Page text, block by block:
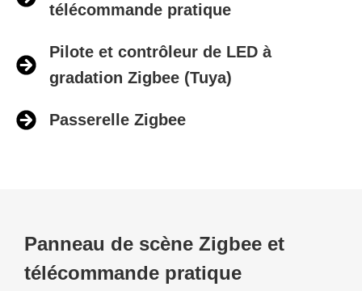
télécommande pratique
Pilote et contrôleur de LED à
gradation Zigbee (Tuya)
Passerelle Zigbee
Panneau de scène Zigbee et
télécommande pratique